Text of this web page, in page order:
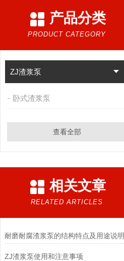
产品分类
PRODUCT CATEGORY
ZJ渣浆泵
卧式渣浆泵
查看全部
相关文章
RELATED ARTICLES
耐磨耐腐渣浆泵的结构特点及用途说明
ZJ渣浆泵使用和注意事项